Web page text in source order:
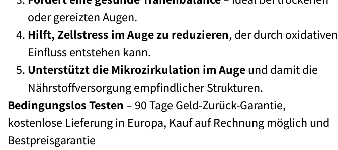
oder gereizten Augen.
Hilft, Zellstress im Auge zu reduzieren, der durch oxidativen
Einfluss entstehen kann.
Unterstützt die Mikrozirkulation im Augeund damit die
Nährstoffversorgung empfindlicher Strukturen.
Bedingungslos Testen – 90 Tage Geld-Zurück-Garantie,
kostenlose Lieferung in Europa, Kauf auf Rechnung möglich und
Bestpreisgarantie